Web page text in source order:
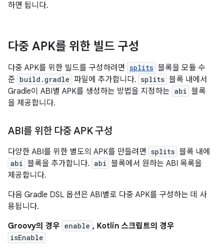
하면 됩니다.
다중 APK를 위한 빌드 구성
다중 APK를 위한 빌드를 구성하려면 splits 블록을 모듈 수
준 build.gradle 파일에 추가합니다. splits 블록 내에서
Gradle이 ABI별 APK를 생성하는 방법을 지정하는 abi 블록
을 제공합니다.
ABI를 위한 다중 APK 구성
다양한 ABI를 위한 별도의 APK를 만들려면 splits 블록 내에
abi 블록을 추가합니다. abi 블록에서 원하는 ABI 목록을
제공합니다.
다음 Gradle DSL 옵션은 ABI별로 다중 APK를 구성하는 데 사
용됩니다.
Groovy의 경우 enable , Kotlin 스크립트의 경우
isEnable